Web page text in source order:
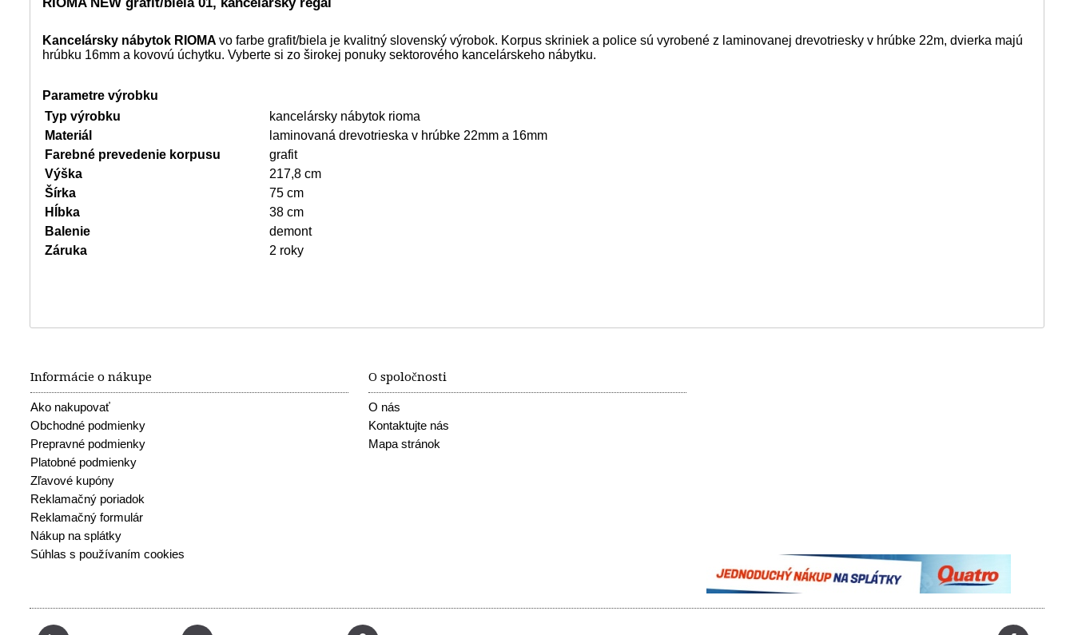
RIOMA NEW grafit/biela 01, kancelársky regál
Kancelársky nábytok RIOMA vo farbe grafit/biela je kvalitný slovenský výrobok. Korpus skriniek a police sú vyrobené z laminovanej drevotriesky v hrúbke 22m, dvierka majú
hrúbku 16mm a kovovú úchytku. Vyberte si zo širokej ponuky sektorového kancelárskeho nábytku.
Parametre výrobku
Typ výrobku
kancelársky nábytok rioma
Materiál
laminovaná drevotrieska v hrúbke 22mm a 16mm
Farebné prevedenie korpusu
grafit
Výška
217,8 cm
Šírka
75 cm
Hĺbka
38 cm
Balenie
demont
Záruka
2 roky
Informácie o nákupe
Ako nakupovať
Obchodné podmienky
Prepravné podmienky
Platobné podmienky
Zľavové kupóny
Reklamačný poriadok
Reklamačný formulár
Nákup na splátky
Súhlas s používaním cookies
O spoločnosti
O nás
Kontaktujte nás
Mapa stránok